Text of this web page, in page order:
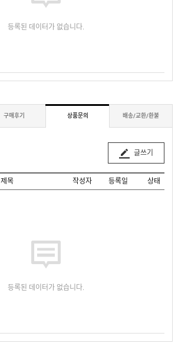
등록된 데이터가 없습니다.
구매후기 상품문의 배송/교환/환불
글쓰기
제목 작성자 등록일 상태
등록된 데이터가 없습니다.